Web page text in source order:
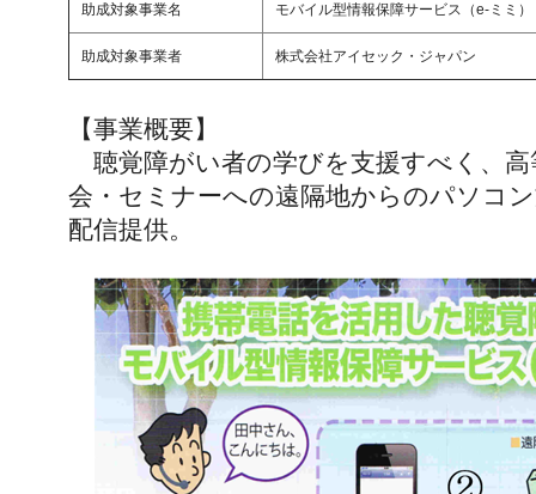
助成対象事業名 モバイル型情報保障サービス（e-ミミ）
助成対象事業者 株式会社アイセック・ジャパン
【事業概要】
聴覚障がい者の学びを支援すべく、高
会・セミナーへの遠隔地からのパソコ
配信提供。